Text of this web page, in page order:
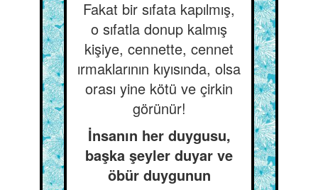
Fakat bir sıfata kapılmış,
o sıfatla donup kalmış
kişiye, cennette, cennet
ırmaklarının kıyısında, olsa
orası yine kötü ve çirkin
görünür!
İnsanın her duygusu,
başka şeyler duyar ve
öbür duygunun